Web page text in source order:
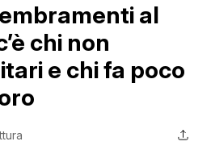
al
chi non
e chi fa poco